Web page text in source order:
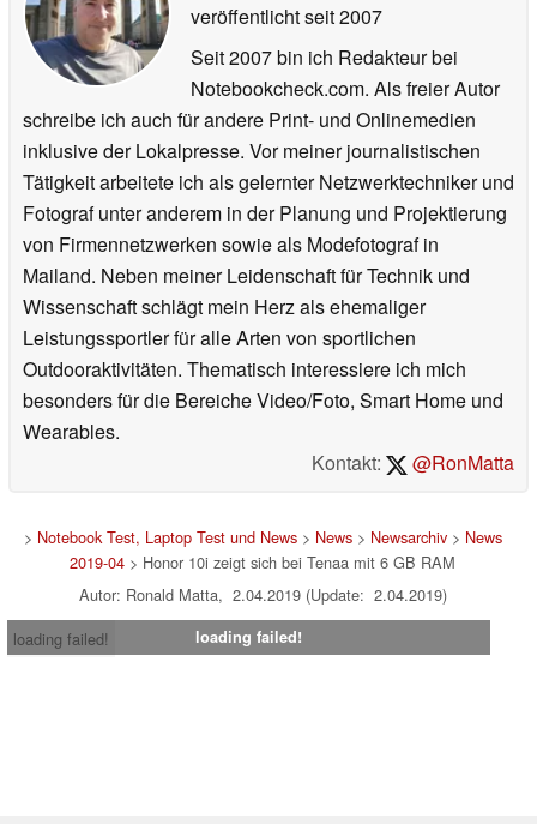
veröffentlichtseit 2007
Seit 2007 bin ich Redakteur bei
Notebookcheck.com. Als freier Autor
schreibe ich auch für andere Print- und Onlinemedien
inklusive der Lokalpresse. Vor meiner journalistischen
Tätigkeit arbeitete ich als gelernter Netzwerktechniker und
Fotograf unter anderem in der Planung und Projektierung
von Firmennetzwerken sowie als Modefotograf in
Mailand. Neben meiner Leidenschaft für Technik und
Wissenschaft schlägt mein Herz als ehemaliger
Leistungssportler für alle Arten von sportlichen
Outdooraktivitäten. Thematisch interessiere ich mich
besonders für die Bereiche Video/Foto, Smart Home und
Wearables.
Kontakt:
@RonMatta
> Notebook Test, Laptop Test und News> News> Newsarchiv> News
2019-04 > Honor 10i zeigt sich bei Tenaa mit 6 GB RAM
Autor: Ronald Matta, 2.04.2019 (Update: 2.04.2019)
loading failed!
loading failed!